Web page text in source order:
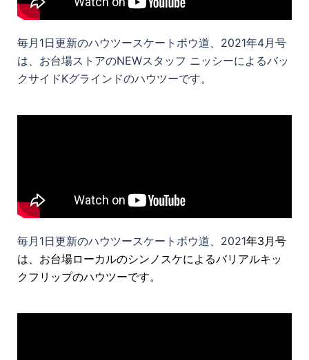
毎月1日更新のハウツースケートボウ道、2021年4月号
は、お台場ストアのNEWスタッフ ニッシーによるバッ
クサイドKグラインドのハウツーです。
毎月1日更新のハウツースケートボウ道、2021年3月号
は、お台場ローカルのシンノスケによるバリアルキッ
クフリップのハウツーです。